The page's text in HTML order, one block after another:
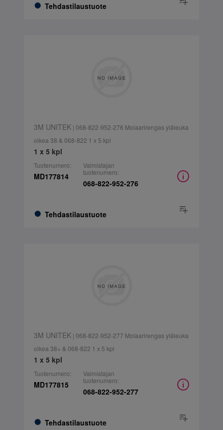
Tehdastilaustuote
3M UNITEK| 068-822-952-276 Molaarirengas yläleuka
oikea 38 & 068-822 1 x 5 kpl
1 x 5 kpl
Tuotenumero:
MD177814
Tehdastilaustuote
Valmistajan
tuotenumero:
068-822-952-276
3M UNITEK| 068-822-952-277 Molaarirengas yläleuka
oikea 38+ & 068-822 1 x 5 kpl
1 x 5 kpl
Tuotenumero:
MD177815
Tehdastilaustuote
Valmistajan
tuotenumero:
068-822-952-277